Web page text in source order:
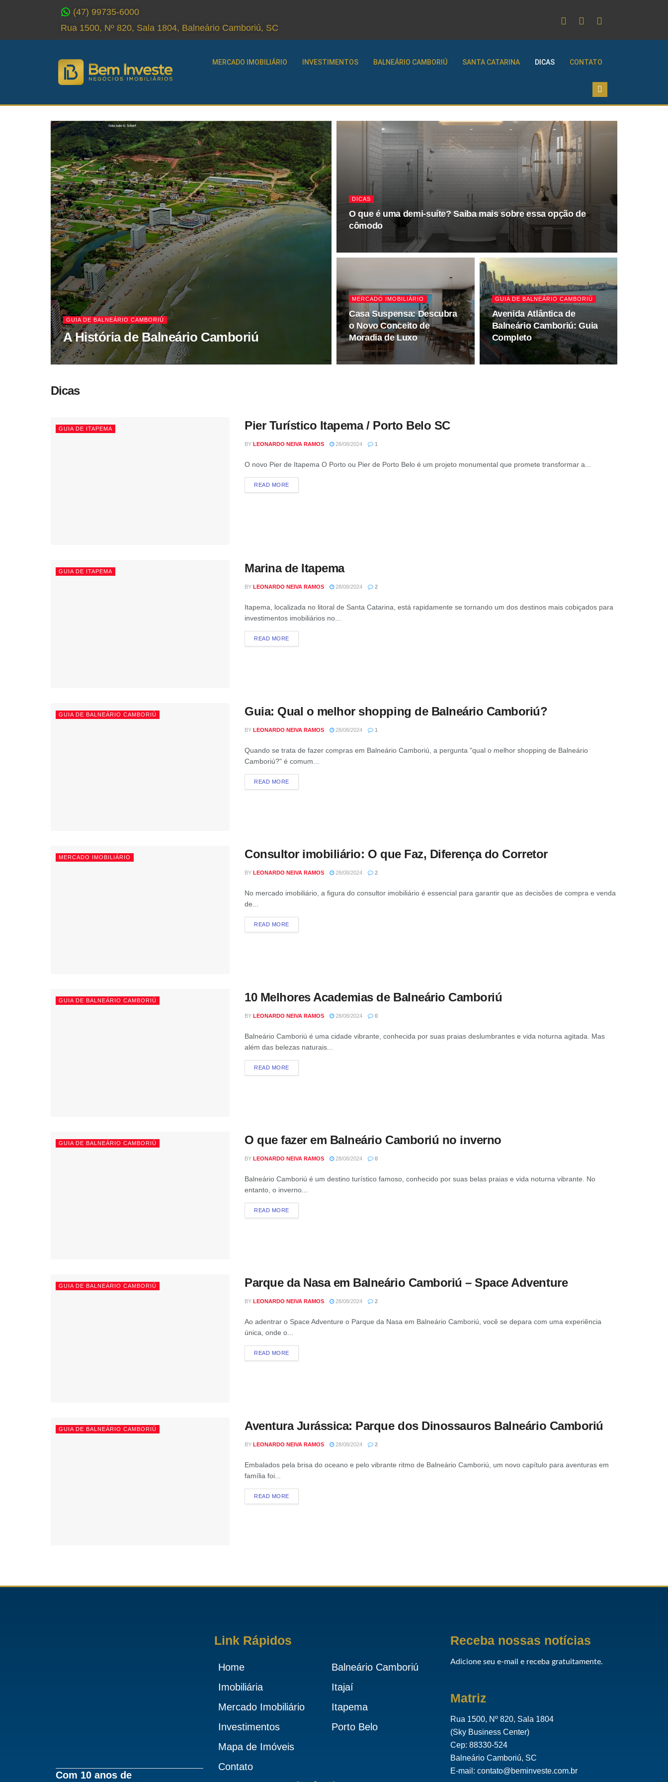
(47) 99735-6000
Rua 1500, Nº 820, Sala 1804, Balneário Camboriú, SC
MERCADO IMOBILIÁRIO INVESTIMENTOS BALNEÁRIO CAMBORIÚ SANTA CATARINA DICAS CONTATO
GUIA DE BALNEÁRIO CAMBORIÚ
A História de Balneário Camboriú
DICAS
O que é uma demi-suíte? Saiba mais sobre essa opção de
cômodo
MERCADO IMOBILIÁRIO
Casa Suspensa: Descubra
o Novo Conceito de
Moradia de Luxo
GUIA DE BALNEÁRIO CAMBORIÚ
Avenida Atlântica de
Balneário Camboriú: Guia
Completo
Dicas
GUIA DE ITAPEMA Pier Turístico Itapema / Porto Belo SC
BY LEONARDO NEIVA RAMOS 28/08/2024 1
O novo Pier de Itapema O Porto ou Pier de Porto Belo é um projeto monumental que promete transformar a...
READ MORE
GUIA DE ITAPEMA Marina de Itapema
BY LEONARDO NEIVA RAMOS 28/08/2024 2
Itapema, localizada no litoral de Santa Catarina, está rapidamente se tornando um dos destinos mais cobiçados para
investimentos imobiliários no...
READ MORE
GUIA DE BALNEÁRIO CAMBORIÚ Guia: Qual o melhor shopping de Balneário Camboriú?
BY LEONARDO NEIVA RAMOS 28/08/2024 1
Quando se trata de fazer compras em Balneário Camboriú, a pergunta "qual o melhor shopping de Balneário
Camboriú?" é comum...
READ MORE
MERCADO IMOBILIÁRIO Consultor imobiliário: O que Faz, Diferença do Corretor
BY LEONARDO NEIVA RAMOS 28/08/2024 2
No mercado imobiliário, a figura do consultor imobiliário é essencial para garantir que as decisões de compra e venda
de...
READ MORE
GUIA DE BALNEÁRIO CAMBORIÚ 10 Melhores Academias de Balneário Camboriú
BY LEONARDO NEIVA RAMOS 28/08/2024 0
Balneário Camboriú é uma cidade vibrante, conhecida por suas praias deslumbrantes e vida noturna agitada. Mas
além das belezas naturais...
READ MORE
GUIA DE BALNEÁRIO CAMBORIÚ O que fazer em Balneário Camboriú no inverno
BY LEONARDO NEIVA RAMOS 28/08/2024 0
Balneário Camboriú é um destino turístico famoso, conhecido por suas belas praias e vida noturna vibrante. No
entanto, o inverno...
READ MORE
GUIA DE BALNEÁRIO CAMBORIÚ Parque da Nasa em Balneário Camboriú – Space Adventure
BY LEONARDO NEIVA RAMOS 28/08/2024 2
Ao adentrar o Space Adventure o Parque da Nasa em Balneário Camboriú, você se depara com uma experiência
única, onde o...
READ MORE
GUIA DE BALNEÁRIO CAMBORIÚ Aventura Jurássica: Parque dos Dinossauros Balneário Camboriú
BY LEONARDO NEIVA RAMOS 28/08/2024 2
Embalados pela brisa do oceano e pelo vibrante ritmo de Balneário Camboriú, um novo capítulo para aventuras em
família foi...
READ MORE
Com 10 anos de
Link Rápidos
Home
Imobiliária
Mercado Imobiliário
Investimentos
Mapa de Imóveis
Contato
Balneário Camboriú
Itajaí
Itapema
Porto Belo
Receba nossas notícias
Adicione seu e-mail e receba gratuitamente.
Matriz
Rua 1500, Nº 820, Sala 1804
(Sky Business Center)
Cep: 88330-524
Balneário Camboriú, SC
E-mail: contato@beminveste.com.br